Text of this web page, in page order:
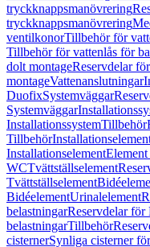
tryckknappsmanövrering
tryckknappsmanövrering
ventilkonorTillbehör för
Tillbehör för vattenlås för
dolt montageReservdelar
montageVattenanslutningar
DuofixSystemväggar
Systemväggar
InstallationssystemTillbehör
Tillbehör
Installationselement
WCTvättställselement
Tvättställselement
BidéelementUrinalelement
belastningarReservdelar för
belastningarTillbehör
cisternerSynliga cisterner